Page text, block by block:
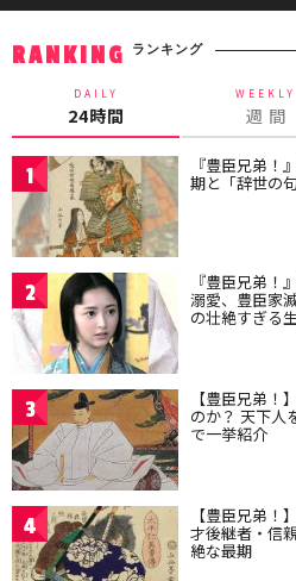
RANKING ランキング
DAILY
24時間
WEEKLY
週 間
1 『豊臣兄弟！
期と「辞世の
2 『豊臣兄弟！
溺愛、豊臣家
の壮絶すぎる
3 【豊臣兄弟！
のか？ 天下人
で一挙紹介
4 【豊臣兄弟！
才後継者・信
絶な最期